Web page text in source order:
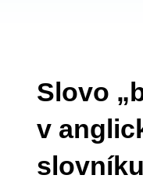
Slovo
v